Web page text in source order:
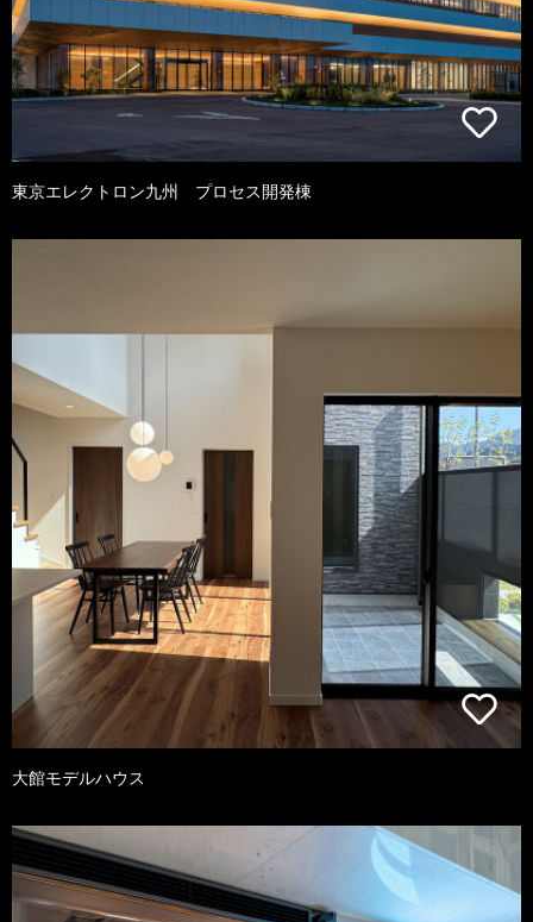
東京エレクトロン九州 プロセス開発棟
大館モデルハウス